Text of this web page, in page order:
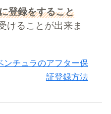
登録をすること
けることが出来ま
ンチュラのアフター保
証登録方法